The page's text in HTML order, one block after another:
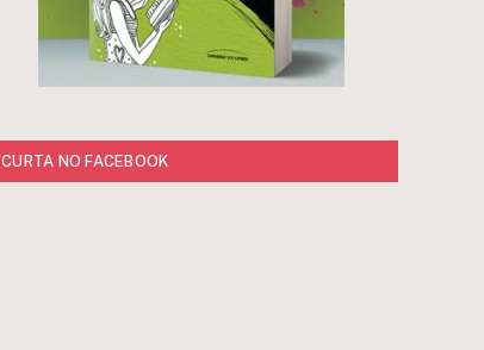
CURTA NO FACEBOOK